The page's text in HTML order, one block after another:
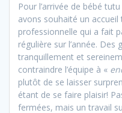
Pour l’arrivée de bébé
avons souhaité un
professionnelle qui a fait
régulière sur l’année.
tranquillement et
contraindre l’équipe à «
plutôt de se laisser
étant de se faire plaisir!
fermées, mais un travail